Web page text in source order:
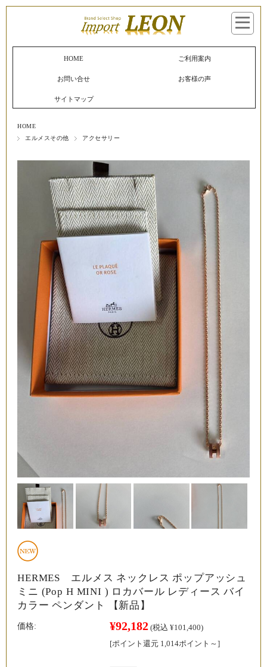
HOME ご利用案内
お問い合せ お客様の声
サイトマップ
HOME
エルメスその他
アクセサリー
HERMES エルメス ネックレス ポップアッシュ
ミニ (Pop H MINI ) ロカバール レディース バイ
カラー ペンダント 【新品】
価格: ¥92,182 (税込 ¥101,400)
[ポイント還元 1,014ポイント～]